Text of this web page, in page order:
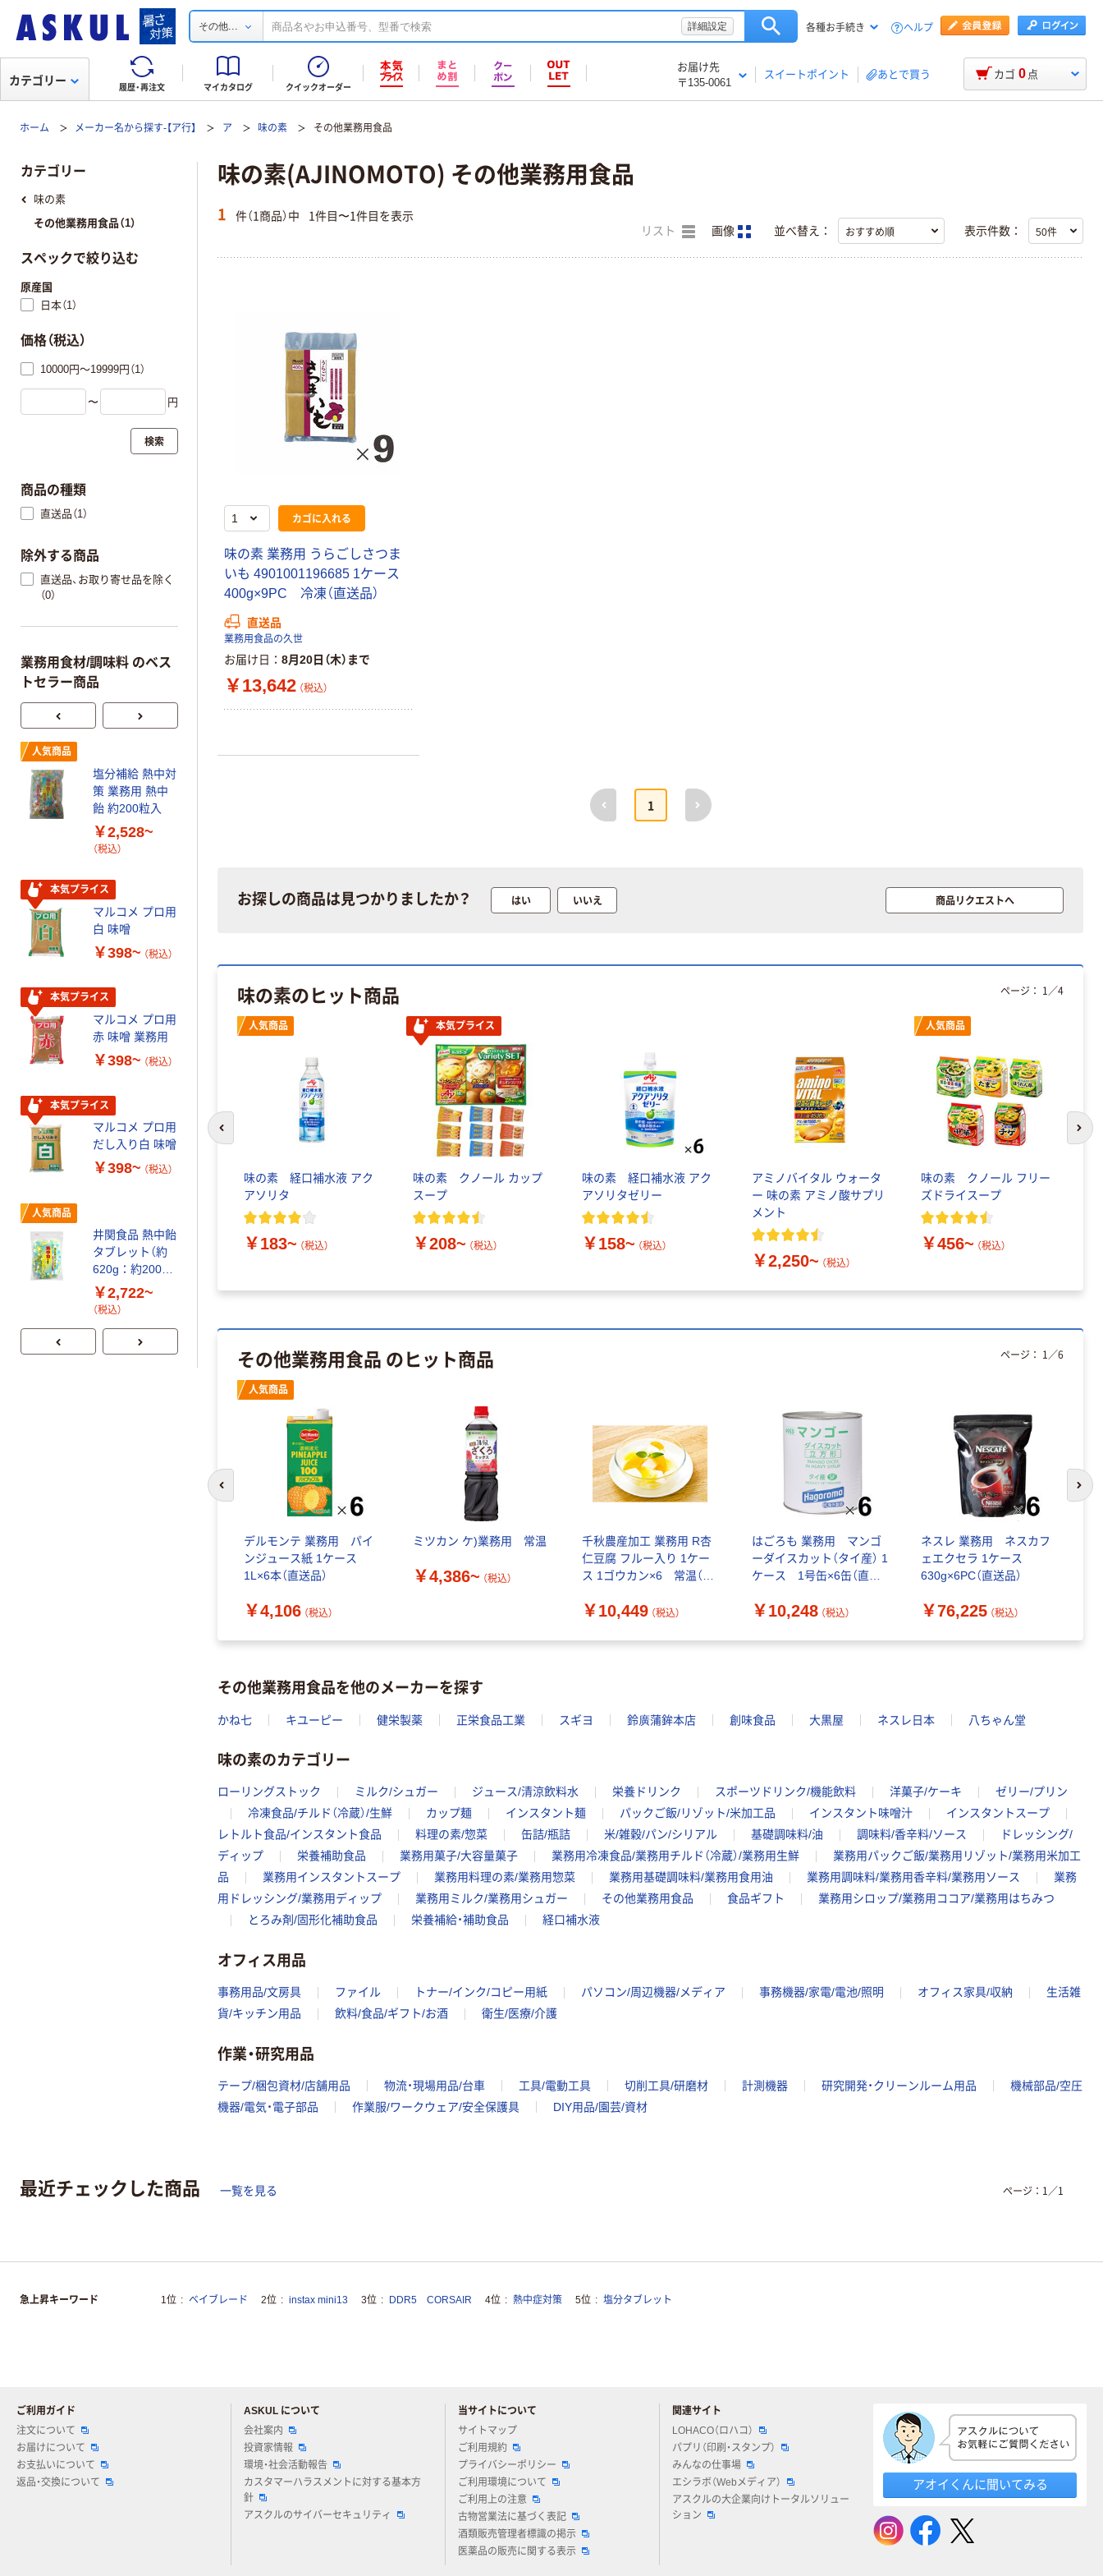
その他... 詳細設定 各種お手続き ヘルプ
履歴・再注文 マイカタログ クイックオーダー
お届け先
〒135-0061
スイートポイント あとで買う
カテゴリー カゴ 0 点
ホーム メーカー名から探す-【ア行】 ア 味の素 その他業務用食品
味の素(AJINOMOTO) その他業務用食品
1 件（1商品）中 1件目〜1件目を表示
リスト 画像 並べ替え： 表示件数：
カゴに入れる
味の素 業務用 うらごしさつま
いも 4901001196685 1ケース
400g×9PC 冷凍（直送品）
直送品
業務用食品の久世
お届け日 8月20日（木）まで
￥13,642 （税込）
前へ
1
次へ
お探しの商品は見つかりましたか？ はい いいえ 商品リクエストへ
味の素のヒット商品
人気商品
味の素 経口補水液 アク
アソリタ
￥183~ （税込）
本気プライス
味の素 クノール カップ
スープ
￥208~ （税込）
味の素 経口補水液 アク
アソリタゼリー
￥158~ （税込）
アミノバイタル ウォータ
ー 味の素 アミノ酸サプリ
メント
￥2,250~ （税込）
人気商品
味の素 クノール フリー
ズドライスープ
￥456~ （税込）
ページ： 1 ／4
次
その他業務用食品 のヒット商品
人気商品
デルモンテ 業務用 パイ
ンジュース紙 1ケース
1L×6本（直送品）
￥4,106 （税込）
ミツカン ケ)業務用 常温
￥4,386~ （税込）
千秋農産加工 業務用 R杏
仁豆腐 フルー入り 1ケー
ス 1ゴウカン×6 常温（直
￥10,449 （税込）
はごろも 業務用 マンゴ
ーダイスカット（タイ産） 1
ケース 1号缶×6缶（直送
￥10,248 （税込）
ネスレ 業務用 ネスカフ
ェエクセラ 1ケース
630g×6PC（直送品）
￥76,225 （税込）
ページ： 1 ／6
前のスライドへ 次
その他業務用食品を他のメーカーを探す
かね七 キユーピー 健栄製薬 正栄食品工業 スギヨ 鈴廣蒲鉾本店 創味食品 大黒屋 ネスレ日本 八ちゃん堂
味の素のカテゴリー
ローリングストック ミルク/シュガー ジュース/清涼飲料水 栄養ドリンク スポーツドリンク/機能飲料 洋菓子/ケーキ
ゼリー/プリン
冷凍食品/チルド（冷蔵）/生鮮
カップ麺 インスタント麺 パックご飯/リゾット/米加工品 インスタント味噌汁
インスタントスープ
レトルト食品/インスタント食品
料理の素/惣菜 缶詰/瓶詰 米/雑穀/パン/シリアル 基礎調味料/油 調味料/香辛料/ソース
ドレッシング/
ディップ
栄養補助食品 業務用菓子/大容量菓子 業務用冷凍食品/業務用チルド（冷蔵）/業務用生鮮
業務用パックご飯/業務用リゾット/業務用米加工
品
業務用インスタントスープ 業務用料理の素/業務用惣菜 業務用基礎調味料/業務用食用油 業務用調味料/業務用香辛料/業務用ソース
業務
用ドレッシング/業務用ディップ
業務用ミルク/業務用シュガー その他業務用食品 食品ギフト
業務用シロップ/業務用ココア/業務用はちみつ
とろみ剤/固形化補助食品
栄養補給・補助食品 経口補水液
オフィス用品
事務用品/文房具 ファイル トナー/インク/コピー用紙 パソコン/周辺機器/メディア 事務機器/家電/電池/照明 オフィス家具/収納
生活雑
貨/キッチン用品
飲料/食品/ギフト/お酒 衛生/医療/介護
作業・研究用品
テープ/梱包資材/店舗用品 物流・現場用品/台車 工具/電動工具 切削工具/研磨材 計測機器 研究開発・クリーンルーム用品
機械部品/空圧
機器/電気・電子部品
作業服/ワークウェア/安全保護具 DIY用品/園芸/資材
カテゴリー
味の素
その他業務用食品（1）
スペックで絞り込む
原産国
日本（1）
価格（税込）
10000円～19999円（1）
〜 円
検索
商品の種類
直送品（1）
除外する商品
直送品、お取り寄せ品を除く
（0）
業務用食材/調味料 のベス
トセラー商品
人気商品
塩分補給 熱中対
策 業務用 熱中
飴 約200粒入
￥2,528~
（税込）
本気プライス
マルコメ プロ用
白 味噌
￥398~ （税込）
本気プライス
マルコメ プロ用
赤 味噌 業務用
￥398~ （税込）
本気プライス
マルコメ プロ用
だし入り白 味噌
￥398~ （税込）
人気商品
井関食品 熱中飴
タブレット（約
620g：約200粒
入）
￥2,722~
（税込）
豆業務用
￥839
小久保製氷 ケ)
業務用 ロックア
4901354116941
1ケース
2kg×5PC（直送
品）
￥2,039 （税込）
カゴへ
永谷園 スープ
具 インスタント
簡単タイプ
￥657~ （税込）
キッコーマン食
品 業務用
￥388~ （税込）
人気商品
日清製粉ウェル
ナ THE
TONKATSU バ
（1kg） トンカ
粉
￥773~ （税込）
￥398~
本気プライス
マルコメ プロ用
だし入り白 味噌
￥398~ （税込）
人気商品
井関食品 熱中飴
タブレット（約
620g：約200粒
￥2,722~
最近チェックした商品 一覧を見る ページ： 1 ／1
急上昇キーワード 1位 ベイブレード 2位 instax mini13 3位 DDR5 CORSAIR 4位 熱中症対策 5位 塩分タブレット
ご利用ガイド
注文について
お届けについて
お支払いについて
返品・交換について
ASKUL について
会社案内
投資家情報
環境・社会活動報告
カスタマーハラスメントに対する基本方
針
アスクルのサイバーセキュリティ
当サイトについて
サイトマップ
ご利用規約
プライバシーポリシー
ご利用環境について
ご利用上の注意
古物営業法に基づく表記
酒類販売管理者標識の掲示
医薬品の販売に関する表示
関連サイト
LOHACO（ロハコ）
パプリ（印刷・スタンプ）
みんなの仕事場
エシラボ（Webメディア）
アスクルの大企業向けトータルソリュー
ション
アオイくんに聞いてみる